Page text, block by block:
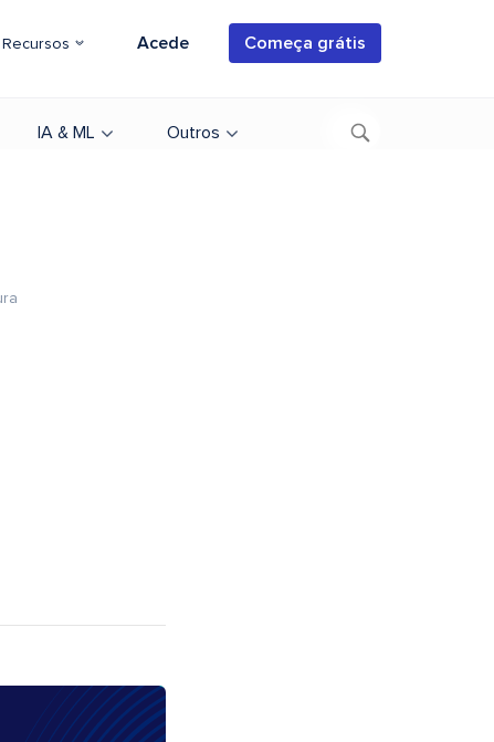
Recursos Acede Começa grátis
IA & ML Outros